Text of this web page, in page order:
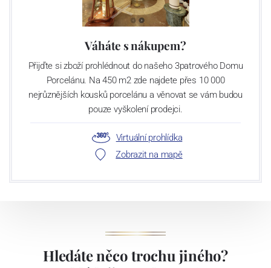
Váháte s nákupem?
Přijďte si zboží prohlédnout do našeho 3patrového Domu
Porcelánu. Na 450 m2 zde najdete přes 10 000
nejrůznějších kousků porcelánu a věnovat se vám budou
pouze vyškolení prodejci.
Virtuální prohlídka
Zobrazit na mapě
Hledáte něco trochu jiného?